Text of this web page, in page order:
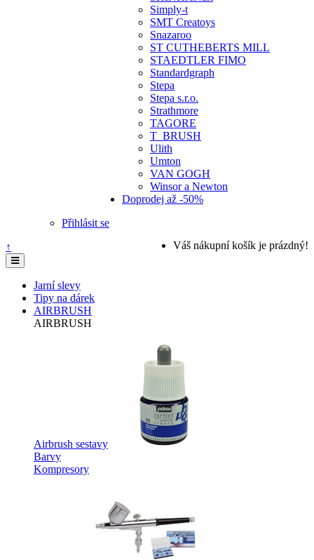
Simply-t
SMT Creatoys
Snazaroo
ST CUTHEBERTS MILL
STAEDTLER FIMO
Standardgraph
Stepa
Stepa s.r.o.
Strathmore
TAGORE
T_BRUSH
Ulith
Umton
VAN GOGH
Winsor a Newton
Doprodej až -50%
Váš nákupní košík je prázdný!
Přihlásit se
↑
Jarní slevy
Tipy na dárek
AIRBRUSH
AIRBRUSH
Airbrush sestavy
Barvy
Kompresory